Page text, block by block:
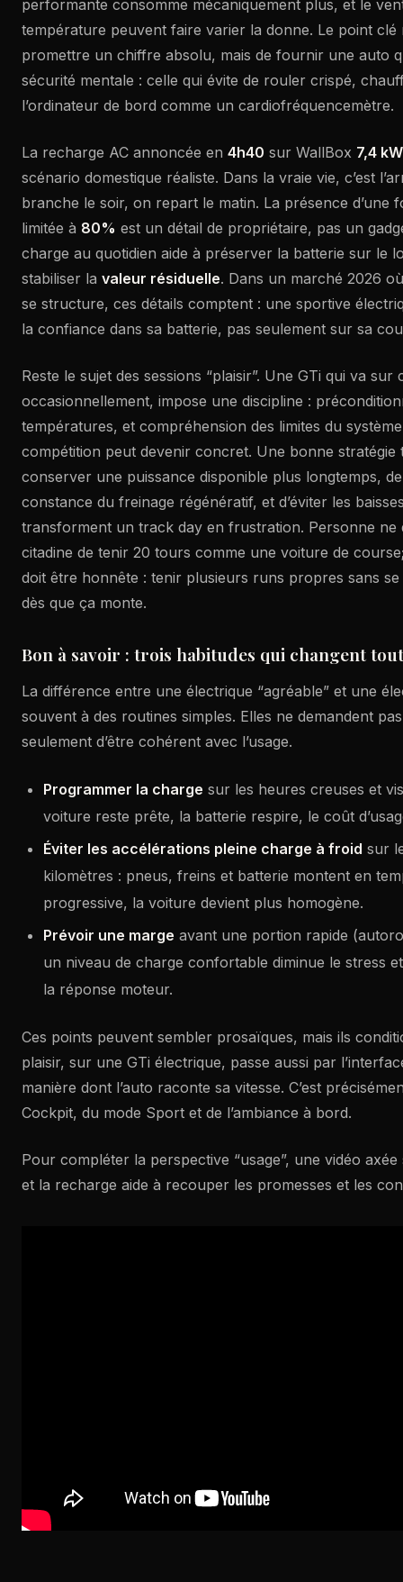
performante consomme mécaniquement plus, et le
température peuvent faire varier la donne. Le point clé
promettre un chiffre absolu, mais de fournir une auto
sécurité mentale : celle qui évite de rouler crispé,
l’ordinateur de bord comme un cardiofréquencemètre.
La recharge AC annoncée en 4h40 sur WallBox 7,4 kW
scénario domestique réaliste. Dans la vraie vie, c’est
branche le soir, on repart le matin. La présence d’une
limitée à 80% est un détail de propriétaire, pas un
charge au quotidien aide à préserver la batterie sur le
stabiliser la valeur résiduelle. Dans un marché 2026
se structure, ces détails comptent : une sportive
la confiance dans sa batterie, pas seulement sur sa
Reste le sujet des sessions “plaisir”. Une GTi qui va sur
occasionnellement, impose une discipline :
températures, et compréhension des limites du
compétition peut devenir concret. Une bonne stratégie
conserver une puissance disponible plus longtemps,
constance du freinage régénératif, et d’éviter les
transforment un track day en frustration. Personne ne
citadine de tenir 20 tours comme une voiture de
doit être honnête : tenir plusieurs runs propres sans
dès que ça monte.
Bon à savoir : trois habitudes qui changent
La différence entre une électrique “agréable” et une
souvent à des routines simples. Elles ne demandent
seulement d’être cohérent avec l’usage.
Programmer la charge sur les heures creuses et
voiture reste prête, la batterie respire, le coût
Éviter les accélérations pleine charge à froid sur
kilomètres : pneus, freins et batterie montent en
progressive, la voiture devient plus homogène.
Prévoir une marge avant une portion rapide
un niveau de charge confortable diminue le stress
la réponse moteur.
Ces points peuvent sembler prosaïques, mais ils
plaisir, sur une GTi électrique, passe aussi par
manière dont l’auto raconte sa vitesse. C’est
Cockpit, du mode Sport et de l’ambiance à bord.
Pour compléter la perspective “usage”, une vidéo axée
et la recharge aide à recouper les promesses et les